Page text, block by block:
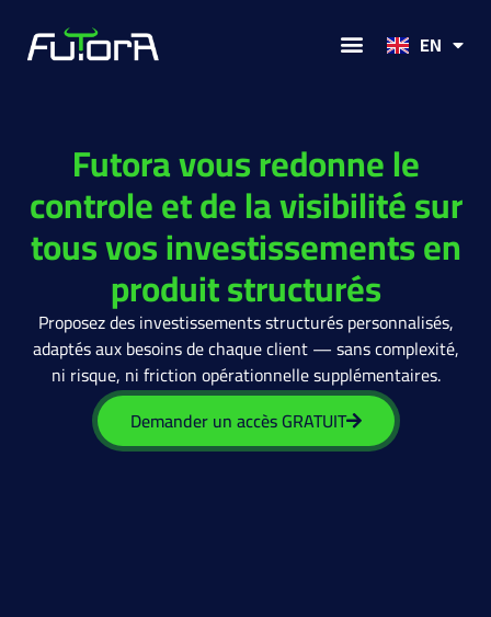
EN
PT
Futora vous redonne le
controle et de la visibilité sur
tous vos investissements en
produit structurés
Proposez des investissements structurés personnalisés,
adaptés aux besoins de chaque client — sans complexité,
ni risque, ni friction opérationnelle supplémentaires.
Demander un accès GRATUIT